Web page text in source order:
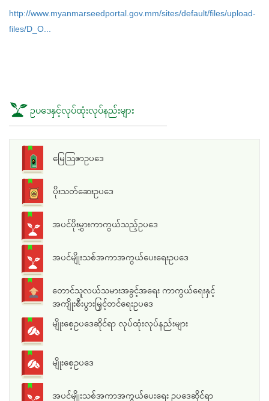
http://www.myanmarseedportal.gov.mm/sites/default/files/upload-
files/D_O...
ဥပဒေနှင့်လုပ်ထုံးလုပ်နည်းများ
မြေသြဇာဥပဒေ
ပိုးသတ်ဆေးဥပဒေ
အပင်ပိုးမွှားကာကွယ်သည့်ဥပဒေ
အပင်မျိုးသစ်အကာအကွယ်ပေးရေးဥပဒေ
တောင်သူလယ်သမားအခွင့်အရေး ကာကွယ်ရေးနှင့်
အကျိုးစီးပွားမြှင့်တင်ရေးဥပဒေ
မျိုးစေ့ဥပဒေဆိုင်ရာ လုပ်ထုံးလုပ်နည်းများ
မျိုးစေ့ဥပဒေ
အပင်မျိုးသစ်အကာအကွယ်ပေးရေး ဥပဒေဆိုင်ရာ